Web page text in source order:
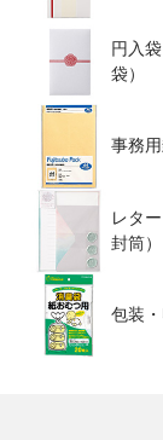
円入
袋）
事務
レタ
封筒）
包装